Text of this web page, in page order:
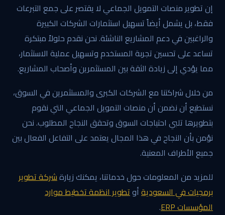
إن تطوير منصات التمويل الجماعي لا يقتصر على جمع التبرعات
فقط، بل يشمل أيضاً تسهيل استثمارات الشركات الكبيرة
والراغبين في دعم المشاريع الناشئة. نحن نقدم حلولاً مبتكرة
تساعد على تحسين تجربة المستخدم وتسهيل عملية الاستثمار،
مما يؤدي إلى زيادة الثقة بين المستثمرين وأصحاب المشاريع.
من خلال شراكتنا مع الشركات الكبرى والمستثمرين في السوق،
نستطيع أن نضمن أن منصات التمويل الجماعي التي نقوم
بتطويرها تلبي احتياجات السوق وتحقق النجاح المطلوب. نحن
نؤمن بأن النجاح في هذا المجال يعتمد على التفاعل الفعال بين
جميع الأطراف المعنية.
للمزيد من المعلومات حول خدماتنا، يمكنك زيارةشركة تطوير
برمجيات في السعوديةأوتطوير انظمة تخطيط موارد
المؤسسات ERP
.